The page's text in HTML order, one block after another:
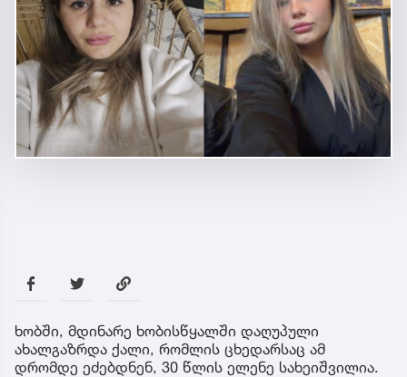
ხობში, მდინარე ხობისწყალში დაღუპული
ახალგაზრდა ქალი, რომლის ცხედარსაც ამ
დრომდე ეძებდნენ, 30 წლის ელენე სახეიშვილია.